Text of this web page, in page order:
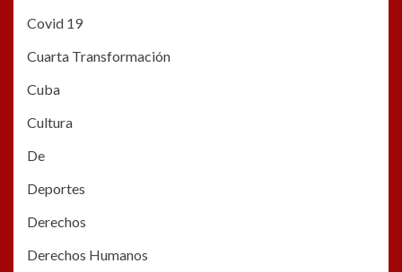
Covid 19
Cuarta Transformación
Cuba
Cultura
De
Deportes
Derechos
Derechos Humanos